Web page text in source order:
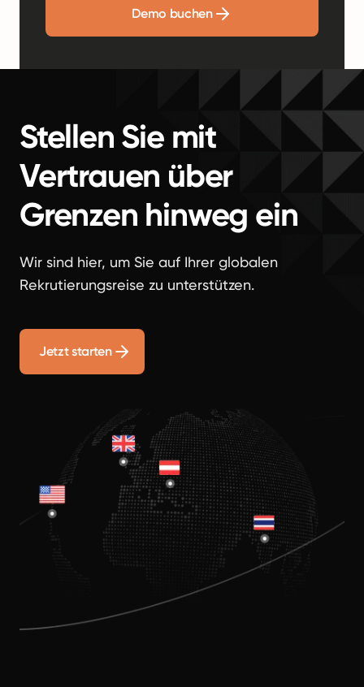
Demo buchen
Stellen Sie mit
Vertrauen über
Grenzen hinweg ein
Wir sind hier, um Sie auf Ihrer globalen
Rekrutierungsreise zu unterstützen.
Jetzt starten